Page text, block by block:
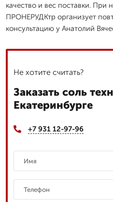
качество и вес поставки. При
ПРОНЕРУДКтр организует
консультацию у Анатолий
Не хотите считать?
Заказать соль
Екатеринбурге
+7 931 12-97-96